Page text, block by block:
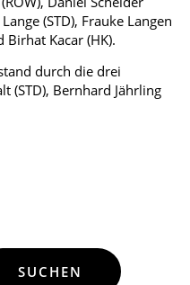
(STD), Frauke Langen
Birhat Kacar (HK).
durch die drei
(STD), Bernhard Jährling
SUCHEN